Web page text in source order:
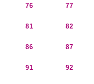
76 77
81 82
86 87
91 92